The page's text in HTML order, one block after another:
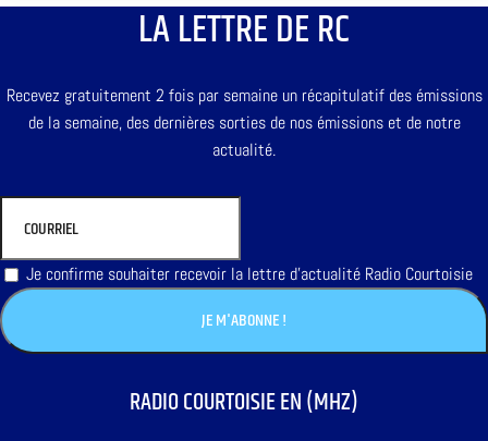
LA LETTRE DE RC
Recevez gratuitement 2 fois par semaine un récapitulatif des émissions
de la semaine, des dernières sorties de nos émissions et de notre
actualité.
Je confirme souhaiter recevoir la lettre d'actualité Radio Courtoisie
RADIO COURTOISIE EN (MHZ)